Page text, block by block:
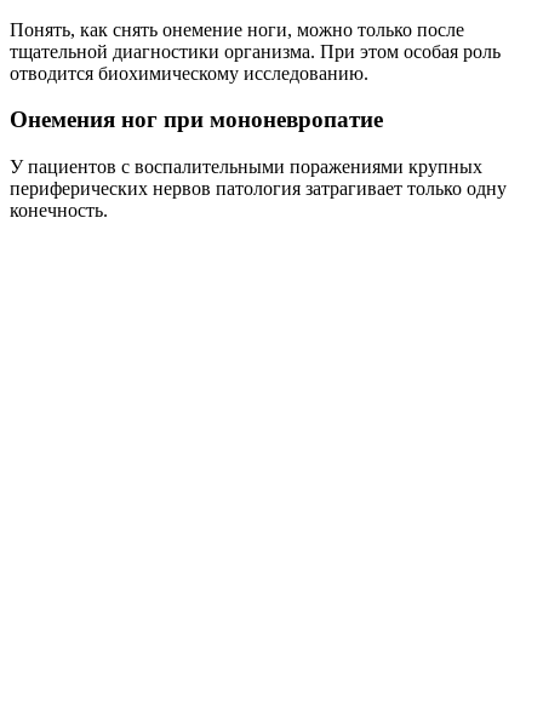
Понять, как снять онемение ноги, можно только после
тщательной диагностики организма. При этом особая роль
отводится биохимическому исследованию.
Онемения ног при мононевропатие
У пациентов с воспалительными поражениями крупных
периферических нервов патология затрагивает только одну
конечность.